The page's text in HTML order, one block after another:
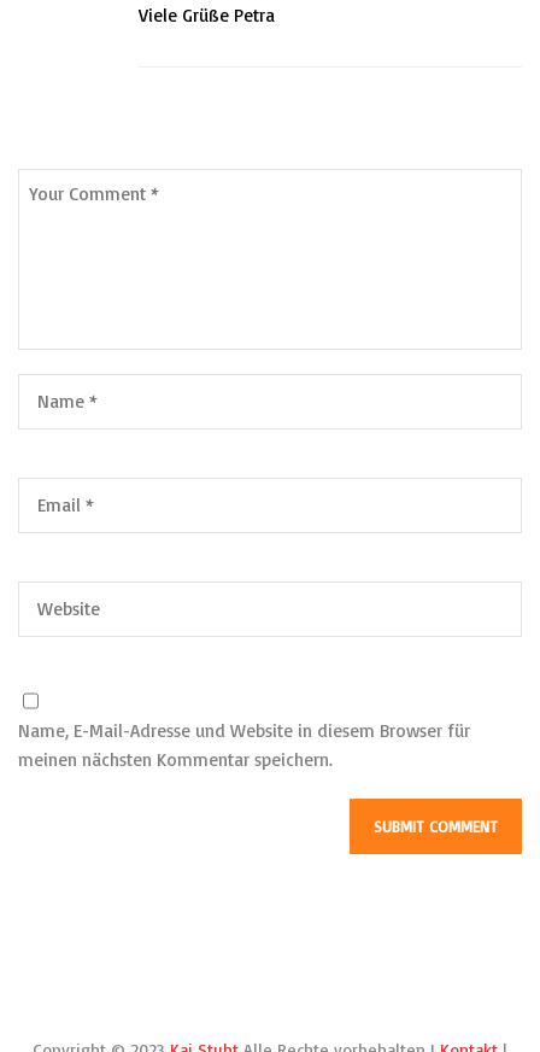
Viele Grüße Petra
Name, E-Mail-Adresse und Website in diesem Browser für
meinen nächsten Kommentar speichern.